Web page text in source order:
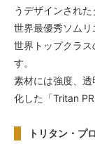
うデザインされ
世界最優秀ソムリ
世界トップクラ
す。
素材には強度、
化した「Tritan
トリタン・プ